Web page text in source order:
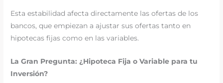
Esta estabilidad afecta directamente las ofertas de los
bancos, que empiezan a ajustar sus ofertas tanto en
hipotecas fijas como en las variables.
La Gran Pregunta: ¿Hipoteca Fija o Variable para tu
Inversión?